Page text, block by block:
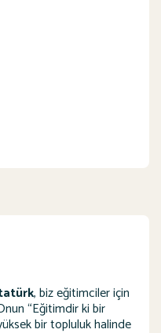
, biz eğitimciler için
“Eğitimdir ki bir
bir topluluk halinde